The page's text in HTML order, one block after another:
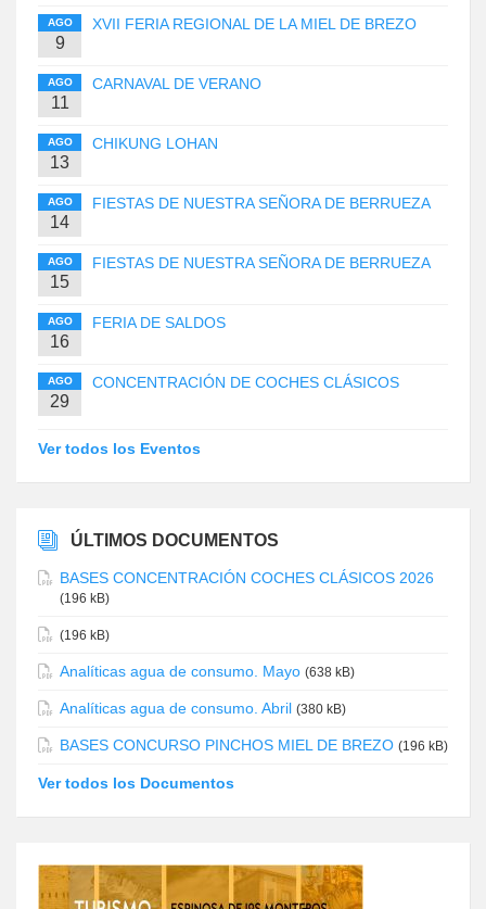
AGO
9
XVII FERIA REGIONAL DE LA MIEL DE BREZO
AGO
11
CARNAVAL DE VERANO
AGO
13
CHIKUNG LOHAN
AGO
14
FIESTAS DE NUESTRA SEÑORA DE BERRUEZA
AGO
15
FIESTAS DE NUESTRA SEÑORA DE BERRUEZA
AGO
16
FERIA DE SALDOS
AGO
29
CONCENTRACIÓN DE COCHES CLÁSICOS
Ver todos los Eventos
ÚLTIMOS DOCUMENTOS
BASES CONCENTRACIÓN COCHES CLÁSICOS 2026
(196 kB)
(196 kB)
Analíticas agua de consumo. Mayo (638 kB)
Analíticas agua de consumo. Abril (380 kB)
BASES CONCURSO PINCHOS MIEL DE BREZO (196 kB)
Ver todos los Documentos